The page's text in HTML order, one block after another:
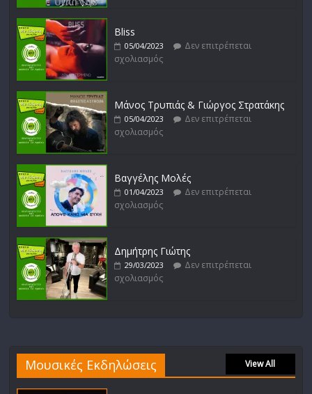
Bliss
05/04/2023
Δεν επιτρέπεται
σχολιασμός
Μάνος Τρυπιάς & Γιώργος Στρατάκης
05/04/2023
Δεν επιτρέπεται
σχολιασμός
Βαγγέλης Μολές
01/04/2023
Δεν επιτρέπεται
σχολιασμός
Δημήτρης Γιώτης
29/03/2023
Δεν επιτρέπεται
σχολιασμός
Μουσικές Εκδηλώσεις View All